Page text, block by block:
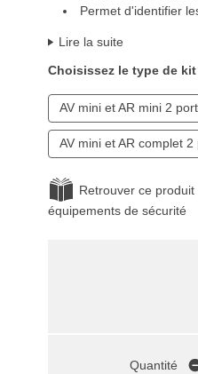
Permet d'identifier
Lire la suite
Choisissez le type de kit
AV mini et AR mini 2
AV mini et AR complet
Retrouver ce
équipements de sécurité
Quantité